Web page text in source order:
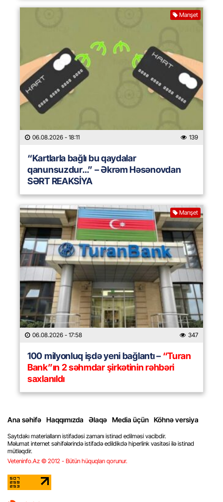
Manşet
06.08.2026 - 18:11 139
“Kartlarla bağlı bu qaydalar
qanunsuzdur…” – Əkrəm Həsənovdan
SƏRT REAKSİYA
Manşet
06.08.2026 - 17:58 347
100 milyonluq işdə yeni bağlantı –“Turan
Bank”ın 2 səhmdar şirkətinin rəhbəri
saxlanıldı
Ana səhifə Haqqımızda Əlaqə Media üçün Köhnə versiya
Saytdakı materialların istifadəsi zamanı istinad edilməsi vacibdir.
Məlumat internet səhifələrində istifadə edildikdə hiperlink vasitəsi ilə istinad
mütləqdir.
Veteninfo.Az © 2012 - Bütün hüquqları qorunur.